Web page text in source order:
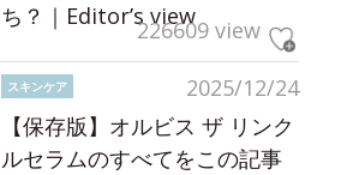
ち？｜Editor’s view226609 view
2025/12/24
スキンケア
【保存版】オルビス ザ リンク
ルセラムのすべてをこの記事